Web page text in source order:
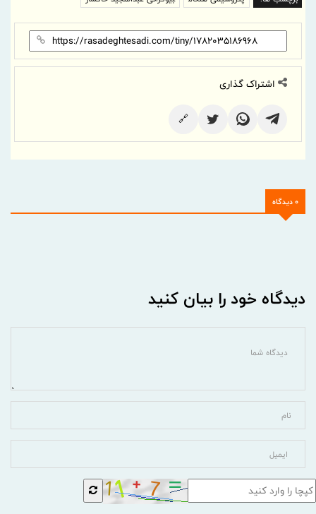
اشتراک گذاری
🔗
0 دیدگاه
دیدگاه خود را بیان کنید